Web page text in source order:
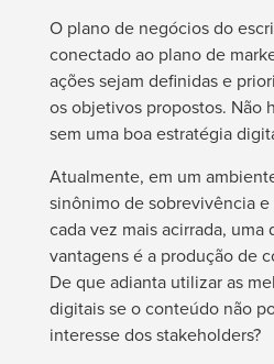
O plano de negócios do
conectado ao plano de
ações sejam definidas e
os objetivos propostos. Não
sem uma boa estratégia
Atualmente, em um
sinônimo de sobrevivência
cada vez mais acirrada, uma
vantagens é a produção de
De que adianta utilizar as
digitais se o conteúdo não
interesse dos stakeholders?